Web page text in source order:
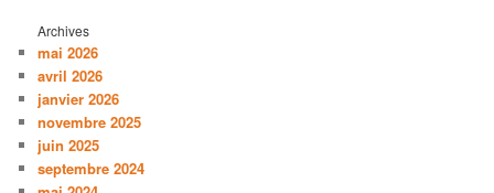
Archives
mai 2026
avril 2026
janvier 2026
novembre 2025
juin 2025
septembre 2024